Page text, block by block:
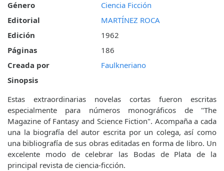
Género
Ciencia Ficción
Editorial
MARTÍNEZ ROCA
Edición
1962
Páginas
186
Creada por
Faulkneriano
Sinopsis
Estas extraordinarias novelas cortas fueron escritas
especialmente para números monográficos de "The
Magazine of Fantasy and Science Fiction". Acompaña a cada
una la biografía del autor escrita por un colega, así como
una bibliografía de sus obras editadas en forma de libro. Un
excelente modo de celebrar las Bodas de Plata de la
principal revista de ciencia-ficción.